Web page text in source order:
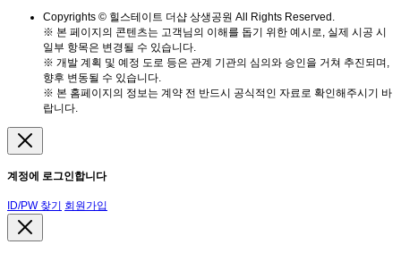
Copyrights © 힐스테이트 더샵 상생공원 All Rights Reserved.
※ 본 페이지의 콘텐츠는 고객님의 이해를 돕기 위한 예시로, 실제 시공 시
일부 항목은 변경될 수 있습니다.
※ 개발 계획 및 예정 도로 등은 관계 기관의 심의와 승인을 거쳐 추진되며,
향후 변동될 수 있습니다.
※ 본 홈페이지의 정보는 계약 전 반드시 공식적인 자료로 확인해주시기 바
랍니다.
계정에 로그인합니다
ID/PW 찾기 회원가입